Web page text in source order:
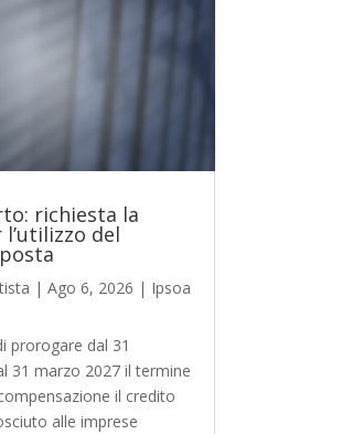
richiesta la
del
| Ago 6, 2026 | Ipsoa
prorogare dal 31
31 marzo 2027 il termine
il credito
alle imprese